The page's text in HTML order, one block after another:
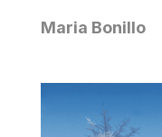
Maria Bonillo